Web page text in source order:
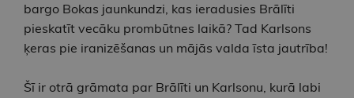
bargo Bokas jaunkundzi, kas ieradusies Brālīti
pieskatīt vecāku prombūtnes laikā? Tad Karlsons
ķeras pie iranizēšanas un mājās valda īsta jautrība!
Šī ir otrā grāmata par Brālīti un Karlsonu, kurā labi